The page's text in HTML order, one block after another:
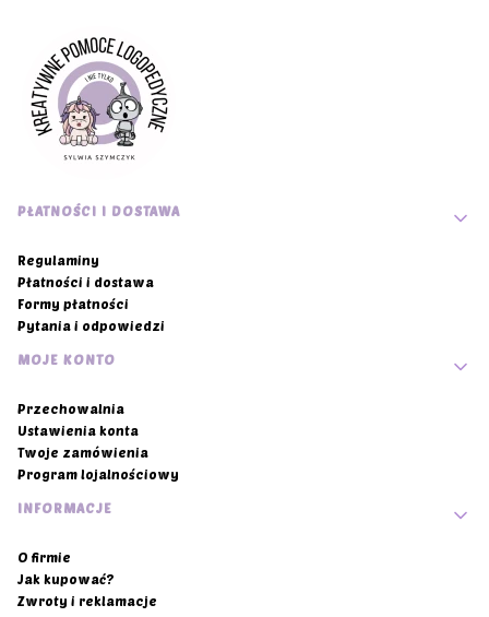
Linki w stopce
PŁATNOŚCI I DOSTAWA
Regulaminy
Płatności i dostawa
Formy płatności
Pytania i odpowiedzi
MOJE KONTO
Przechowalnia
Ustawienia konta
Twoje zamówienia
Program lojalnościowy
INFORMACJE
O firmie
Jak kupować?
Zwroty i reklamacje